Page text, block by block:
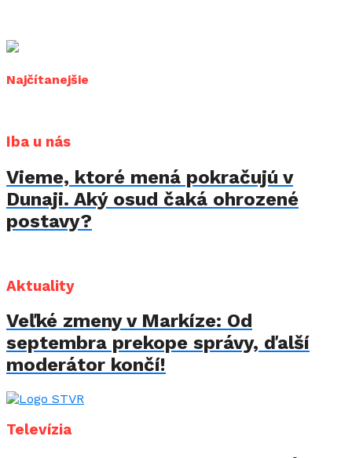
Najčítanejšie
Iba u nás
Vieme, ktoré mená pokračujú v
Dunaji. Aký osud čaká ohrozené
postavy?
Aktuality
Veľké zmeny v Markíze: Od
septembra prekope správy, ďalší
moderátor končí!
Televízia